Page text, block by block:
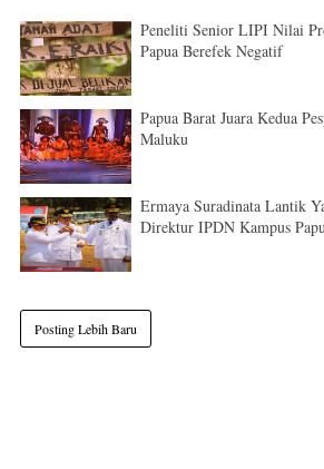
Peneliti Senior LIPI Nilai
Papua Berefek Negatif
Papua Barat Juara Kedua
Maluku
Ermaya Suradinata Lantik
Direktur IPDN Kampus
Posting Lebih Baru